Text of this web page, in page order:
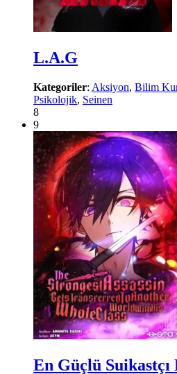
L.A.G
Kategoriler: Aksiyon, Bilim
Psikolojik, Seinen
8
9
En Güçlü Suikastçı